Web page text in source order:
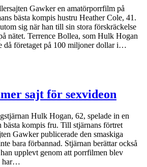
Gawker en amatörporrfilm på
bästa kompis hustru Heather Cole, 41.
sig när han till sin stora förskräckelse
nätet. Terrence Bollea, som Hulk Hogan
då företaget på 100 miljoner dollar i…
sajt för sexvideon
Hulk Hogan, 62, spelade in en
bästa kompis fru. Till stjärnans förtret
Gawker publicerade den smaskiga
bara förbannad. Stjärnan berättar också
upplevt genom att porrfilmen blev
har…